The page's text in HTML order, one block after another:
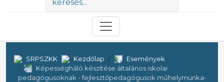
SRPSZKK Kezdőlap
Események
Képességháló készítése általános iskolai
pedagógusoknak - fejlesztőpedagógusok műhelymunka-